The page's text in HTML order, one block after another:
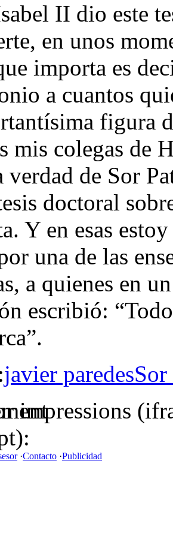
II dio este
en unos
importa es
a cuantos
figura
mis colegas de
verdad de Sor
doctoral
Y en esas
una de las
a quienes en
escribió:
javier paredes
impressions
·Contacto ·Publicidad